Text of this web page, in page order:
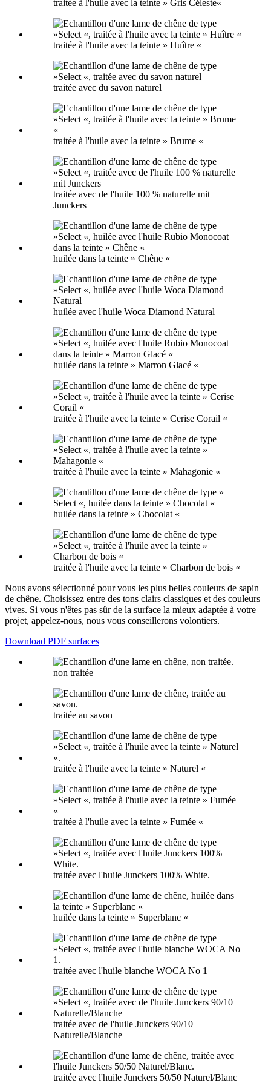
traitée à l'huile avec la teinte » Gris Céleste«
traitée à l'huile avec la teinte » Huître «
traitée avec du savon naturel
traitée à l'huile avec la teinte » Brume «
traitée avec de l'huile 100 % naturelle mit
Junckers
huilée dans la teinte » Chêne «
huilée avec l'huile Woca Diamond Natural
huilée dans la teinte » Marron Glacé «
traitée à l'huile avec la teinte » Cerise Corail «
traitée à l'huile avec la teinte » Mahagonie «
huilée dans la teinte » Chocolat «
traitée à l'huile avec la teinte » Charbon de bois «
Nous avons sélectionné pour vous les plus belles couleurs de sapin
de chêne. Choisissez entre des tons clairs classiques et des couleurs
vives. Si vous n'êtes pas sûr de la surface la mieux adaptée à votre
projet, appelez-nous, nous vous conseillerons volontiers.
Download PDF surfaces
non traitée
traitée au savon
traitée à l'huile avec la teinte » Naturel «
traitée à l'huile avec la teinte » Fumée «
traitée avec l'huile Junckers 100% White.
huilée dans la teinte » Superblanc «
traitée avec l'huile blanche WOCA No 1
traitée avec de l'huile Junckers 90/10
Naturelle/Blanche
traitée avec l'huile Junckers 50/50 Naturel/Blanc